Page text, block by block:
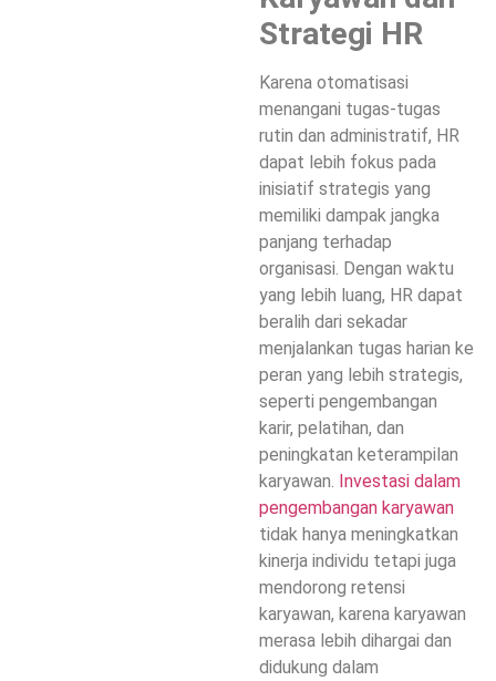
Strategi HR
Karena otomatisasi
menangani tugas-tugas
rutin dan administratif, HR
dapat lebih fokus pada
inisiatif strategis yang
memiliki dampak jangka
panjang terhadap
organisasi. Dengan waktu
yang lebih luang, HR dapat
beralih dari sekadar
menjalankan tugas harian ke
peran yang lebih strategis,
seperti pengembangan
karir, pelatihan, dan
peningkatan keterampilan
karyawan. Investasi dalam
pengembangan karyawan
tidak hanya meningkatkan
kinerja individu tetapi juga
mendorong retensi
karyawan, karena karyawan
merasa lebih dihargai dan
didukung dalam